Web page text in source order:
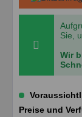
Sie,
Wir
Preise und